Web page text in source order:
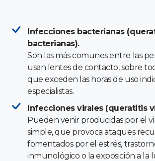
Infecciones bacterianas
bacterianas).
Son las más comunes entre las
usan lentes de contacto, sobre
que exceden las horas de uso
especialistas.
Infecciones virales (queratitis
Pueden venir producidas por el
simple, que provoca ataques
fomentados por el estrés,
inmunológico o la exposición a la